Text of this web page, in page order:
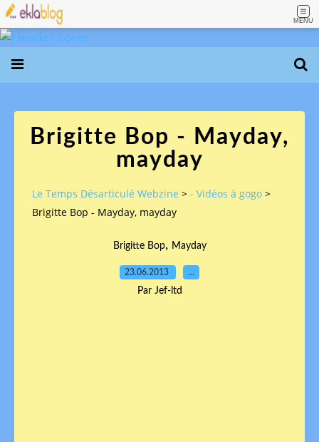
MENU
Brigitte Bop - Mayday,
mayday
Le Temps Désarticulé Webzine > - Vidéos à gogo >
Brigitte Bop - Mayday, mayday
Brigitte Bop, Mayday
23.06.2013 …
Par Jef-ltd